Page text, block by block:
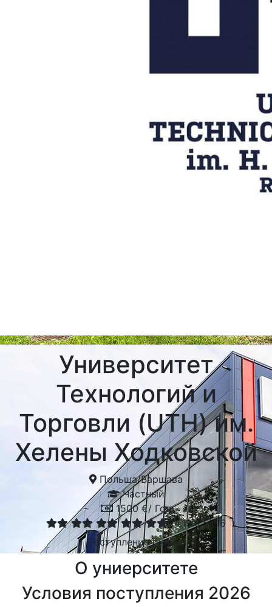
Университет
Технологий и
Торговли (UTH) им.
Хелены Ходковской
Польша/Варшава
Частный
1500 €/ Год
(4.19з 5) 16
Поступление онлайн
О униерситете
Условия поступления 2026